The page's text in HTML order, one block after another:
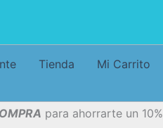
Tienda Mi Carrito
para ahorrarte un 10%